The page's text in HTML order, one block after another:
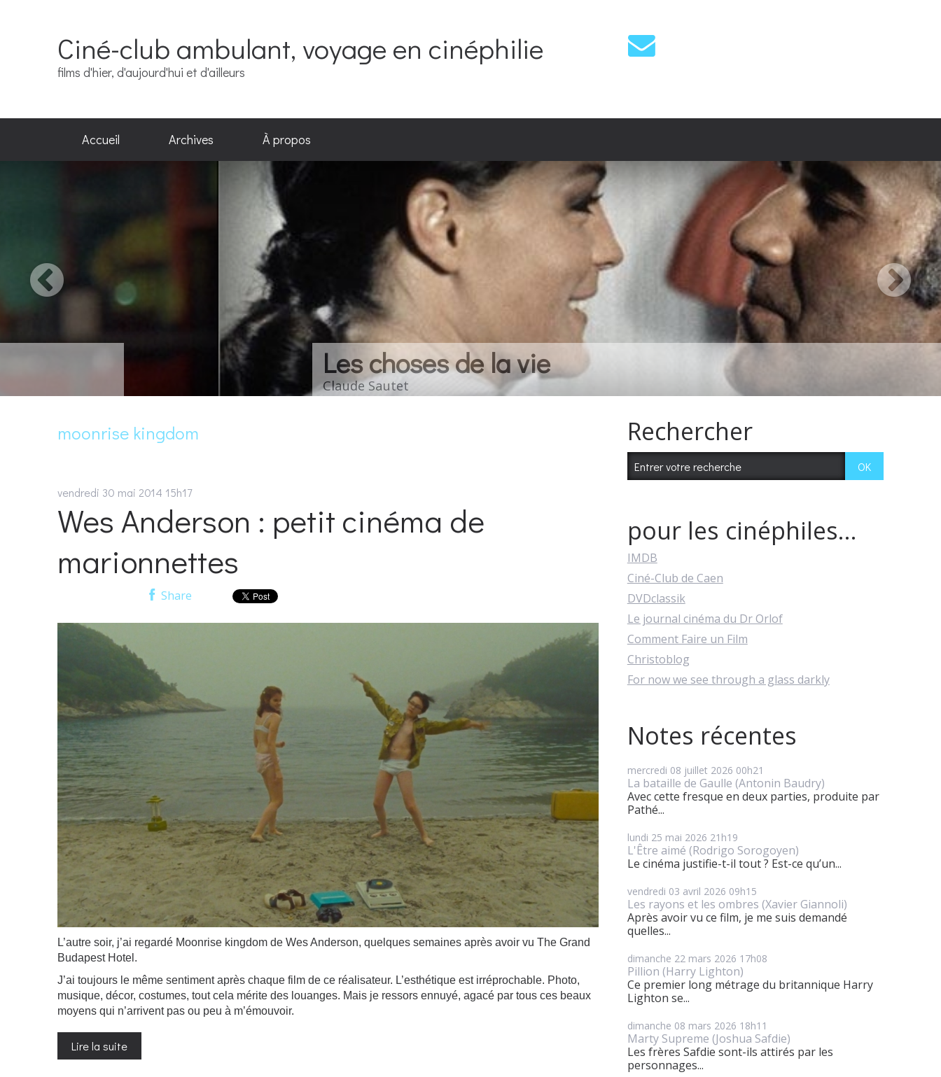
Ciné-club ambulant, voyage en cinéphilie
films d'hier, d'aujourd'hui et d'ailleurs
Accueil Archives À propos
Les choses de la vie
moonrise kingdom
vendredi 30 mai 2014 15h17
Wes Anderson : petit cinéma de
marionnettes
Share
L’autre soir, j’ai regardé Moonrise kingdom de Wes Anderson, quelques semaines après avoir vu The Grand
Budapest Hotel.
J’ai toujours le même sentiment après chaque film de ce réalisateur. L’esthétique est irréprochable. Photo,
musique, décor, costumes, tout cela mérite des louanges. Mais je ressors ennuyé, agacé par tous ces beaux
moyens qui n’arrivent pas ou peu à m’émouvoir.
Lire la suite
Rechercher
pour les cinéphiles...
IMDB
Ciné-Club de Caen
DVDclassik
Le journal cinéma du Dr Orlof
Comment Faire un Film
Christoblog
For now we see through a glass darkly
Notes récentes
mercredi 08 juillet 2026 00h21
La bataille de Gaulle (Antonin Baudry)
Avec cette fresque en deux parties, produite par
Pathé...
lundi 25 mai 2026 21h19
L'Être aimé (Rodrigo Sorogoyen)
Le cinéma justifie-t-il tout ? Est-ce qu’un...
vendredi 03 avril 2026 09h15
Les rayons et les ombres (Xavier Giannoli)
Après avoir vu ce film, je me suis demandé
quelles...
dimanche 22 mars 2026 17h08
Pillion (Harry Lighton)
Ce premier long métrage du britannique Harry
Lighton se...
dimanche 08 mars 2026 18h11
Marty Supreme (Joshua Safdie)
Les frères Safdie sont-ils attirés par les
personnages...